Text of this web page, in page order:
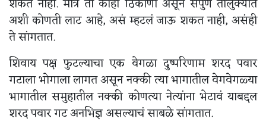
शकत नाही. मात्र ती काही ठिकाणी असून संपुर्ण तालुक्यात
अशी कोणती लाट आहे, असं म्हटलं जाऊ शकत नाही, असंही
ते सांगतात.
शिवाय पक्ष फुटल्याचा एक वेगळा दुष्परिणाम शरद पवार
गटाला भोगाला लागत असून नक्की त्या भागातील वेगवेगळ्या
भागातील समुहातील नक्की कोणत्या नेत्यांना भेटावं याबद्दल
शरद पवार गट अनभिज्ञ असल्याचं साबळे सांगतात.